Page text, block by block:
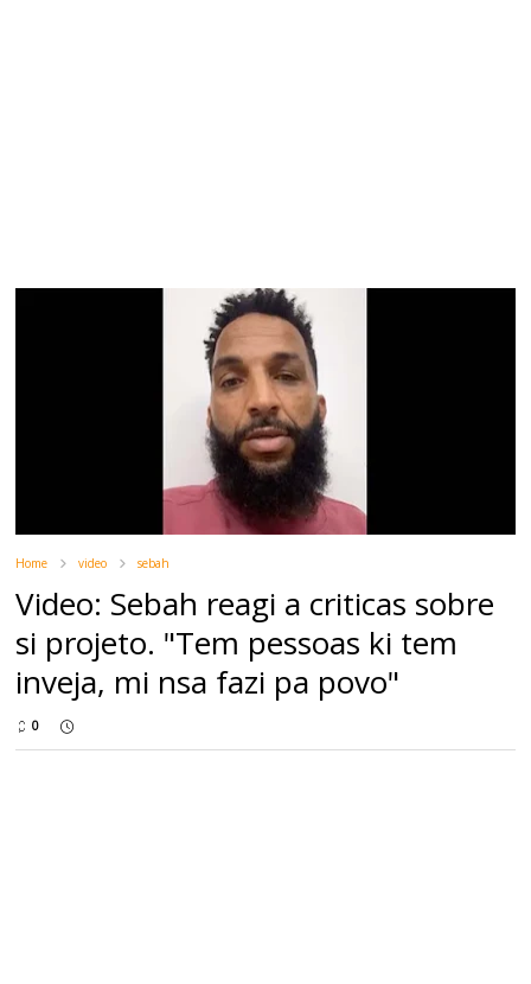
Home video sebah
Video: Sebah reagi a criticas sobre
si projeto. "Tem pessoas ki tem
inveja, mi nsa fazi pa povo"
0